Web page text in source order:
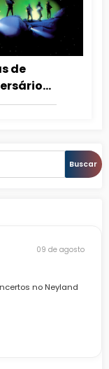
de
Buscar
09 de agosto
no Neyland